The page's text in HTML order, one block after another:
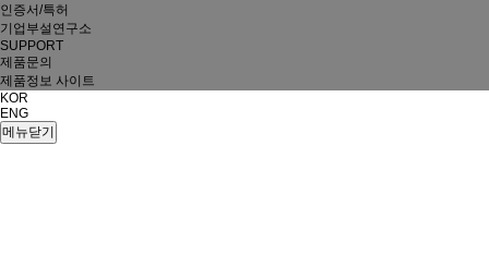
인증서/특허
기업부설연구소
SUPPORT
제품문의
제품정보 사이트
KOR
ENG
메뉴닫기